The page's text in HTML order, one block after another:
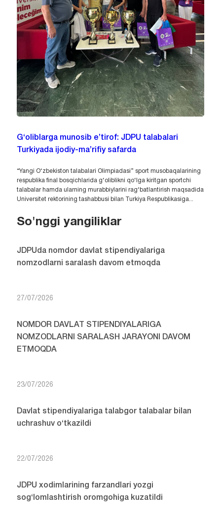
G‘oliblarga munosib e’tirof: JDPU talabalari
Turkiyada ijodiy-ma’rifiy safarda
“Yangi O‘zbekiston talabalari Olimpiadasi” sport musobaqalarining
respublika final bosqichlarida g‘oliblikni qo‘lga kiritgan sportchi
talabalar hamda ularning murabbiylarini rag‘batlantirish maqsadida
Universitet rektorining tashabbusi bilan Turkiya Respublikasiga...
So'nggi yangiliklar
JDPUda nomdor davlat stipendiyalariga
nomzodlarni saralash davom etmoqda
27/07/2026
NOMDOR DAVLAT STIPENDIYALARIGA
NOMZODLARNI SARALASH JARAYONI DAVOM
ETMOQDA
23/07/2026
Davlat stipendiyalariga talabgor talabalar bilan
uchrashuv o‘tkazildi
22/07/2026
JDPU xodimlarining farzandlari yozgi
sog‘lomlashtirish oromgohiga kuzatildi